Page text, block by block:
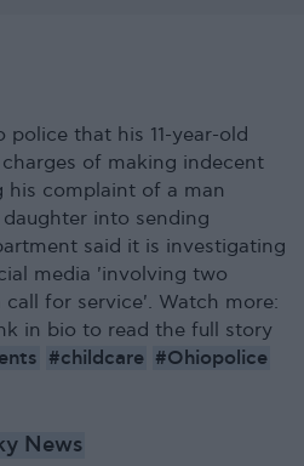
that his 11-year-old
of making indecent
his complaint of a man
into sending
said it is investigating
media 'involving two
for service'. Watch more:
in bio to read the full story
#childcare #Ohiopolice
News